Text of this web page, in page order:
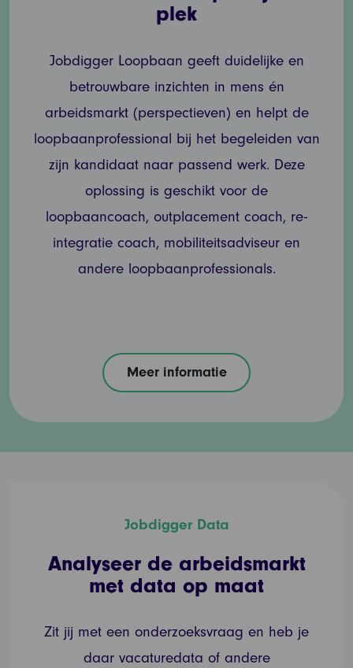
plek
Jobdigger Loopbaan geeft duidelijke en
betrouwbare inzichten in mens én
arbeidsmarkt (perspectieven) en helpt de
loopbaanprofessional bij het begeleiden van
zijn kandidaat naar passend werk. Deze
oplossing is geschikt voor de
loopbaancoach, outplacement coach, re-
integratie coach, mobiliteitsadviseur en
andere loopbaanprofessionals.
Meer informatie
Jobdigger Data
Analyseer de arbeidsmarkt
met data op maat
Zit jij met een onderzoeksvraag en heb je
daar vacaturedata of andere